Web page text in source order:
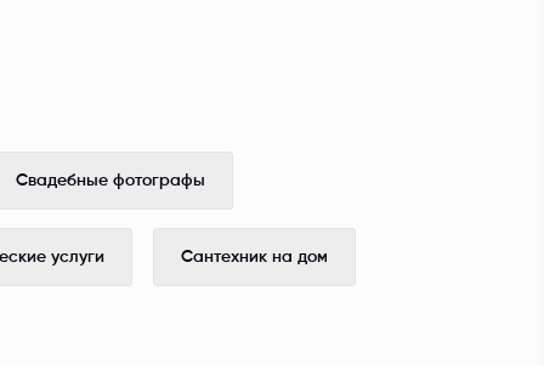
Свадебные фотографы
услуги Сантехник на дом